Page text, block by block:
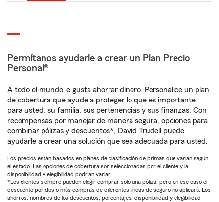
Permítanos ayudarle a crear un Plan Precio
Personal®
A todo el mundo le gusta ahorrar dinero. Personalice un plan
de cobertura que ayude a proteger lo que es importante
para usted: su familia, sus pertenencias y sus finanzas. Con
recompensas por manejar de manera segura, opciones para
combinar pólizas y descuentos*, David Trudell puede
ayudarle a crear una solución que sea adecuada para usted.
Los precios están basados en planes de clasificación de primas que varían según
el estado. Las opciones de cobertura son seleccionadas por el cliente y la
disponibilidad y elegibilidad podrían variar.
*Los clientes siempre pueden elegir comprar solo una póliza, pero en ese caso el
descuento por dos o más compras de diferentes líneas de seguro no aplicará. Los
ahorros, nombres de los descuentos, porcentajes, disponibilidad y elegibilidad